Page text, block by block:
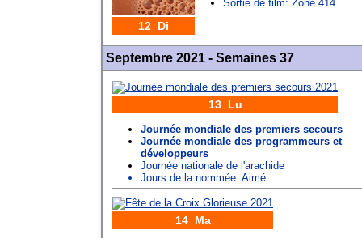
12 Di
Sortie de film: Zone 414
Septembre 2021 - Semaines 37
13 Lu
Journée mondiale des premiers secours
Journée mondiale des programmeurs et
développeurs
Journée nationale de l'arachide
Jours de la nommée: Aimé
14 Ma